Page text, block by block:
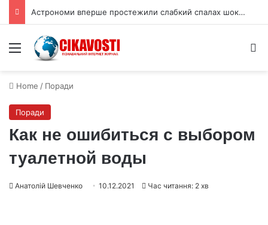
Астрономи вперше простежили слабкий спалах шокового прориву наднової
Menu
Home / Поради
Поради
Как не ошибиться с выбором
туалетной воды
Анатолій Шевченко 10.12.2021 Час читання: 2 хв